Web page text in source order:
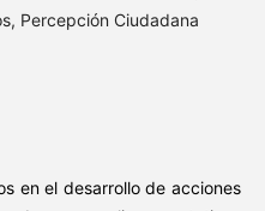
Percepción Ciudadana
en el desarrollo de acciones